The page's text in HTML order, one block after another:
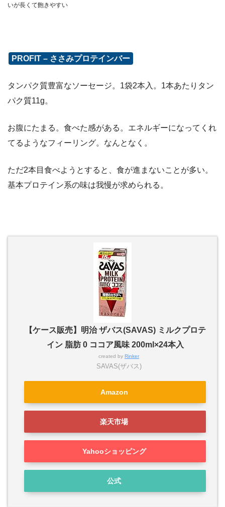
いが長くて飽きやすい
PROFIT – ささみプロテインバー
タンパク質豊富なソーセージ。1袋2本入。1本あたりタン
パク質11g。
お腹にたまる。食べた感がある。エネルギーになってくれ
てるようなフィーリング。なんとなく。
ただ2本目食べようとすると、食が進まないことが多い。
基本プロテイン系の味は我慢が求められる。
【ケース販売】明治 ザバス(SAVAS) ミルクプロテ
イン 脂肪 0 ココア風味 200ml×24本入
created by Rinker
SAVAS(ザバス)
Amazon
楽天市場
Yahooショッピング
公式